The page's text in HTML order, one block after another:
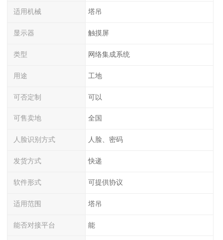
适用机械 塔吊
显示器 触摸屏
类型 网络集成系统
用途 工地
可否定制 可以
可售卖地 全国
人脸识别方式 人脸、密码
发货方式 快递
软件形式 可提供协议
适用范围 塔吊
能否对接平台 能